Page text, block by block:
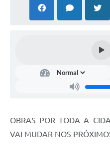
OBRAS POR TODA A
VAI MUDAR NOS